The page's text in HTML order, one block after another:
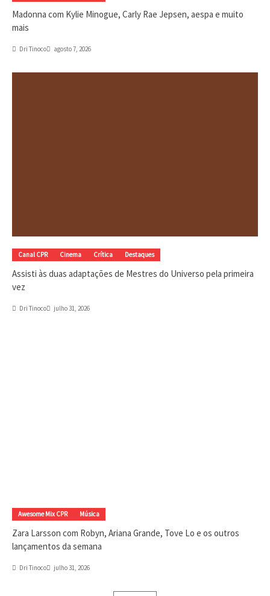
Madonna com Kylie Minogue, Carly Rae Jepsen, aespa e muito
mais
Dri Tinoco agosto 7, 2026
Canal CPR Cinema Crítica Destaques
Assisti às duas adaptações de Mestres do Universo pela primeira
vez
Dri Tinoco julho 31, 2026
Awesome Mix CPR Música
Zara Larsson com Robyn, Ariana Grande, Tove Lo e os outros
lançamentos da semana
Dri Tinoco julho 31, 2026